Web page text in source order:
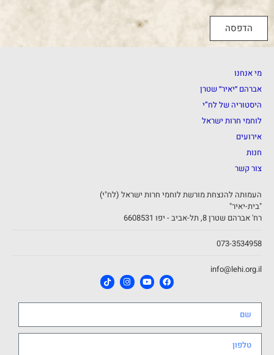
הדפסה
מי אנחנו
אברהם ״יאיר״ שטרן
היסטוריה של לח”י
לוחמי חרות ישראל
אירועים
חנות
צור קשר
העמותה להנצחת מורשת לוחמי חרות ישראל (לח"י)
"בית-יאיר"
רח' אברהם שטרן 8, תל-אביב - יפו 6608531
073-3534958
info@lehi.org.il